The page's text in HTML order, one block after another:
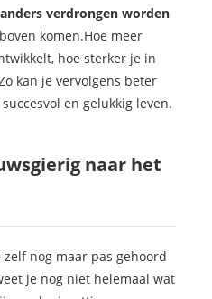
verdrongen worden
komen.Hoe meer
hoe sterker je in
kan je vervolgens beter
en gelukkig leven.
naar het
nog maar pas gehoord
je nog niet helemaal wat